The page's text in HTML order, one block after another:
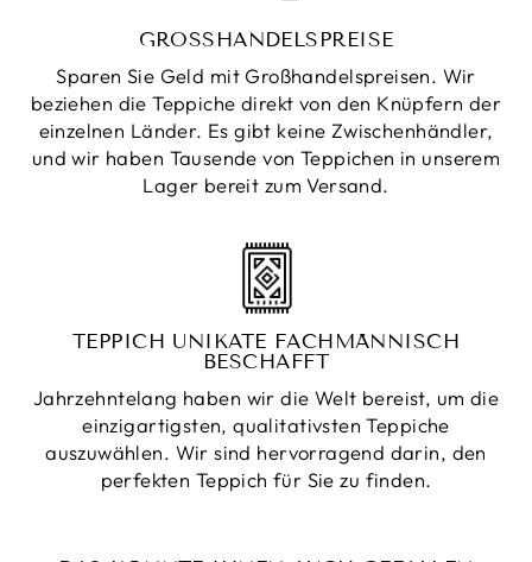
GROSSHANDELSPREISE
Sparen Sie Geld mit Großhandelspreisen. Wir
beziehen die Teppiche direkt von den Knüpfern der
einzelnen Länder. Es gibt keine Zwischenhändler,
und wir haben Tausende von Teppichen in unserem
Lager bereit zum Versand.
TEPPICH UNIKATE FACHMÄNNISCH
BESCHAFFT
Jahrzehntelang haben wir die Welt bereist, um die
einzigartigsten, qualitativsten Teppiche
auszuwählen. Wir sind hervorragend darin, den
perfekten Teppich für Sie zu finden.